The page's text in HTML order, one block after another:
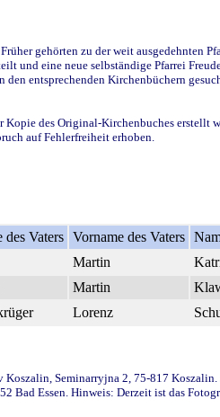
gehörten zu der weit ausgedehnten
und eine neue selbständige Pfarrei
entsprechenden Kirchenbüchern
des Original-Kirchenbuches erstellt
auf Fehlerfreiheit erhoben.
des Vaters Vorname des Vaters
Martin
Martin
Lorenz
Seminarryjna 2, 75-817
Bad Essen. Hinweis: Derzeit ist das